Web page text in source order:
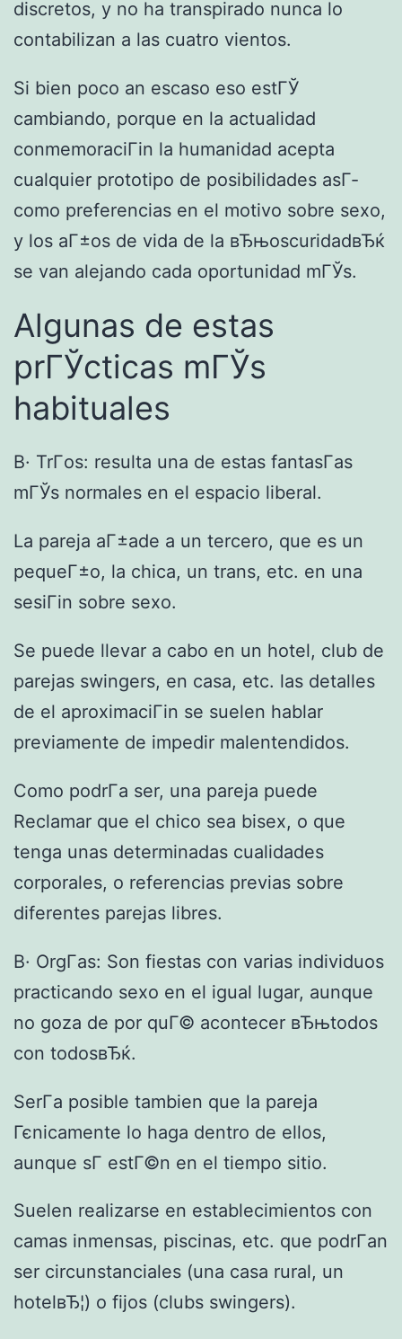
discretos, y no ha transpirado nunca lo
contabilizan a las cuatro vientos.
Si bien poco an escaso eso estГЎ
cambiando, porque en la actualidad
conmemoraciГіn la humanidad acepta
cualquier prototipo de posibilidades asГ­
como preferencias en el motivo sobre sexo,
y los aГ±os de vida de la вЂњoscuridadвЂќ
se van alejando cada oportunidad mГЎs.
Algunas de estas
prГЎcticas mГЎs
habituales
В· TrГ­os: resulta una de estas fantasГ­as
mГЎs normales en el espacio liberal.
La pareja aГ±ade a un tercero, que es un
pequeГ±o, la chica, un trans, etc. en una
sesiГіn sobre sexo.
Se puede llevar a cabo en un hotel, club de
parejas swingers, en casa, etc. las detalles
de el aproximaciГіn se suelen hablar
previamente de impedir malentendidos.
Como podrГ­a ser, una pareja puede
Reclamar que el chico sea bisex, o que
tenga unas determinadas cualidades
corporales, o referencias previas sobre
diferentes parejas libres.
В· OrgГ­as: Son fiestas con varias individuos
practicando sexo en el igual lugar, aunque
no goza de por quГ© acontecer вЂњtodos
con todosвЂќ.
SerГ­a posible tambien que la pareja
Гєnicamente lo haga dentro de ellos,
aunque sГ­ estГ©n en el tiempo sitio.
Suelen realizarse en establecimientos con
camas inmensas, piscinas, etc. que podrГ­an
ser circunstanciales (una casa rural, un
hotelвЂ¦) o fijos (clubs swingers).